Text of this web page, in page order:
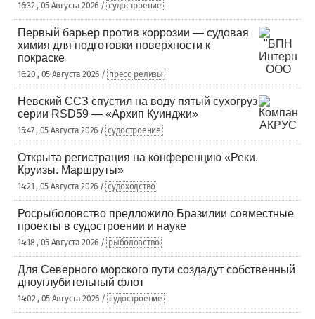
16:32 , 05 Августа 2026 / судостроение
Первый барьер против коррозии — судовая
химия для подготовки поверхности к
покраске
16:20 , 05 Августа 2026 / пресс-релизы
Невский ССЗ спустил на воду пятый сухогруз
серии RSD59 — «Архип Куинджи»
15:47 , 05 Августа 2026 / судостроение
Открыта регистрация на конференцию «Реки.
Круизы. Маршруты»
14:21 , 05 Августа 2026 / судоходство
Росрыболовство предложило Бразилии совместные
проекты в судостроении и науке
14:18 , 05 Августа 2026 / рыболовство
Для Северного морского пути создадут собственный
дноуглубительный флот
14:02 , 05 Августа 2026 / судостроение